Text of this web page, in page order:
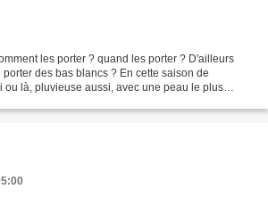
les porter ? quand les porter ? D'ailleurs
des bas blancs ? En cette saison de
ou là, pluvieuse aussi, avec une peau le plus